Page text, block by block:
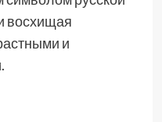
восхищая
и